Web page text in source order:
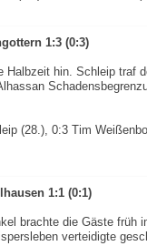
1:3 (0:3)
Halbzeit hin. Schleip traf
(28.), 0:3 Tim
1:1 (0:1)
brachte die Gäste früh
verteidigte